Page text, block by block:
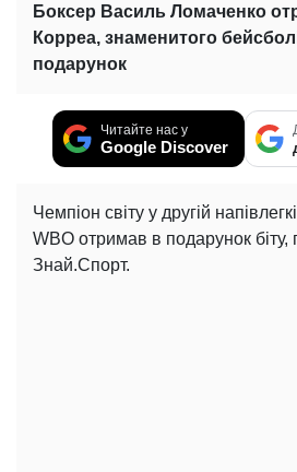
Боксер Василь Ломаченко
Корреа, знаменитого
подарунок
Читайте нас у
Google Discover
Чемпіон світу у другій
WBO отримав в подарунок біту,
Знай.Спорт.